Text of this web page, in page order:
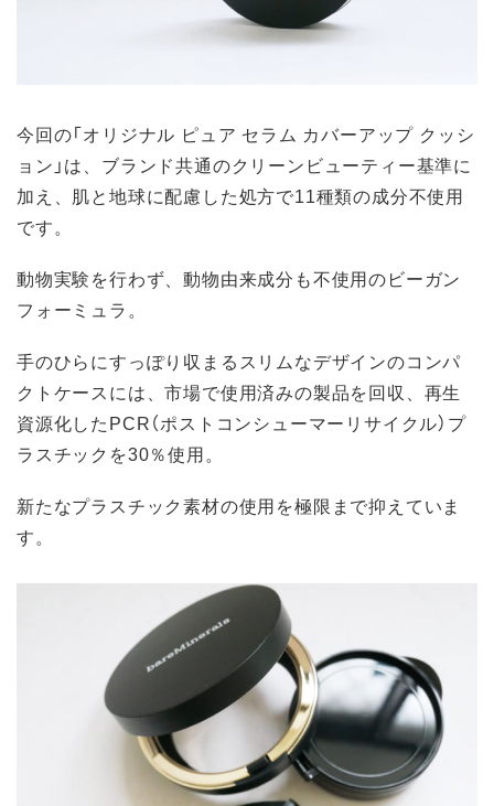
今回の「オリジナル ピュア セラム カバーアップ クッシ
ョン」は、ブランド共通のクリーンビューティー基準に
加え、肌と地球に配慮した処方で11種類の成分不使用
です。
動物実験を行わず、動物由来成分も不使用のビーガン
フォーミュラ。
手のひらにすっぽり収まるスリムなデザインのコンパ
クトケースには、市場で使用済みの製品を回収、再生
資源化したPCR（ポストコンシューマーリサイクル）プ
ラスチックを30％使用。
新たなプラスチック素材の使用を極限まで抑えていま
す。